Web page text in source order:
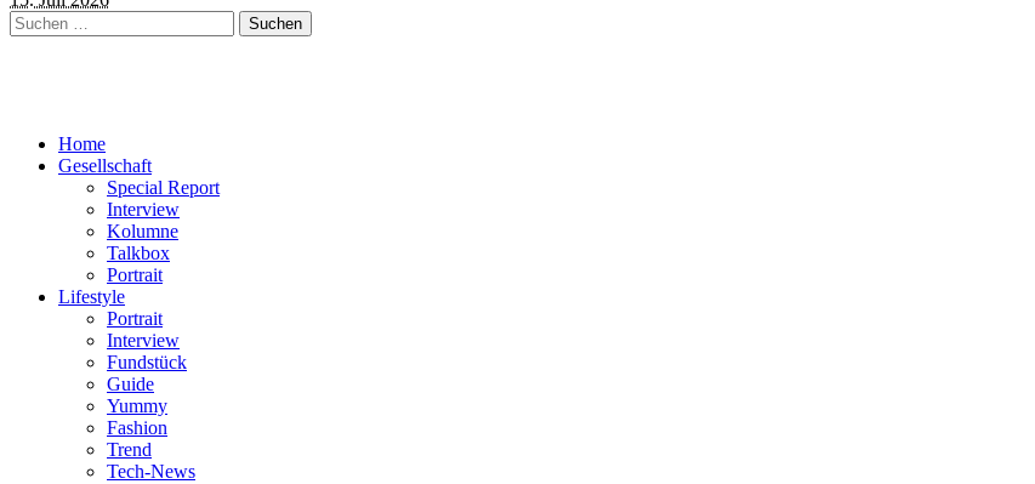
Suchen
nach:
Home
Gesellschaft
Special Report
Interview
Kolumne
Talkbox
Portrait
Lifestyle
Portrait
Interview
Fundstück
Guide
Yummy
Fashion
Trend
Tech-News